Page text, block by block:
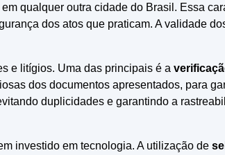
qualquer outra cidade do Brasil. Essa
dos atos que praticam. A validade
e litígios. Uma das principais é a
dos documentos apresentados, para
duplicidades e garantindo a
investido em tecnologia. A utilização de